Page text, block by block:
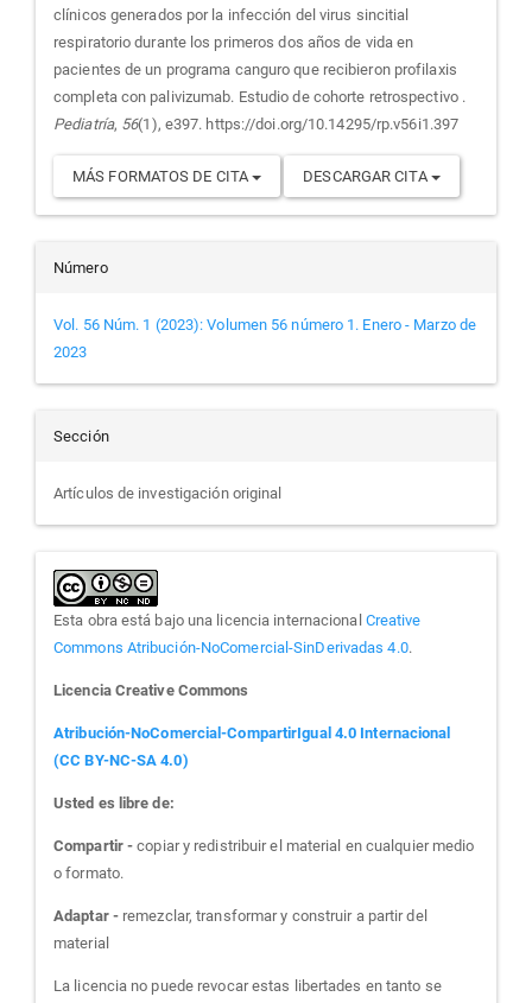
artículo
clínicos generados por la infección del virus sincitial
respiratorio durante los primeros dos años de vida en
pacientes de un programa canguro que recibieron profilaxis
completa con palivizumab. Estudio de cohorte retrospectivo .
Pediatría, 56(1), e397. https://doi.org/10.14295/rp.v56i1.397
MÁS FORMATOS DE CITA DESCARGAR CITA
Número
Vol. 56 Núm. 1 (2023): Volumen 56 número 1. Enero - Marzo de
2023
Sección
Artículos de investigación original
Esta obra está bajo una licencia internacional Creative
Commons Atribución-NoComercial-SinDerivadas 4.0.
Licencia Creative Commons
Atribución-NoComercial-CompartirIgual 4.0 Internacional
(CC BY-NC-SA 4.0)
Usted es libre de:
Compartir -copiar y redistribuir el material en cualquier medio
o formato.
Adaptar -remezclar, transformar y construir a partir del
material
La licencia no puede revocar estas libertades en tanto se